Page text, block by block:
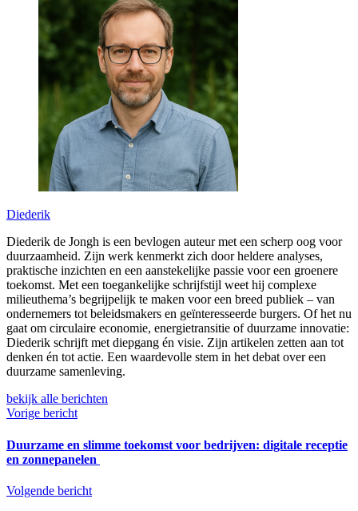
Diederik
Diederik de Jongh is een bevlogen auteur met een scherp oog voor
duurzaamheid. Zijn werk kenmerkt zich door heldere analyses,
praktische inzichten en een aanstekelijke passie voor een groenere
toekomst. Met een toegankelijke schrijfstijl weet hij complexe
milieuthema’s begrijpelijk te maken voor een breed publiek – van
ondernemers tot beleidsmakers en geïnteresseerde burgers. Of het nu
gaat om circulaire economie, energietransitie of duurzame innovatie:
Diederik schrijft met diepgang én visie. Zijn artikelen zetten aan tot
denken én tot actie. Een waardevolle stem in het debat over een
duurzame samenleving.
bekijk alle berichten
Vorige bericht
Duurzame en slimme toekomst voor bedrijven: digitale receptie
en zonnepanelen
Volgende bericht